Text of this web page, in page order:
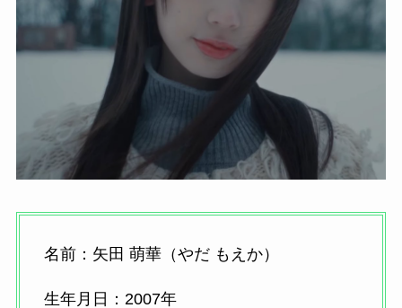
名前：矢田 萌華（やだ もえか）
生年月日：2007年